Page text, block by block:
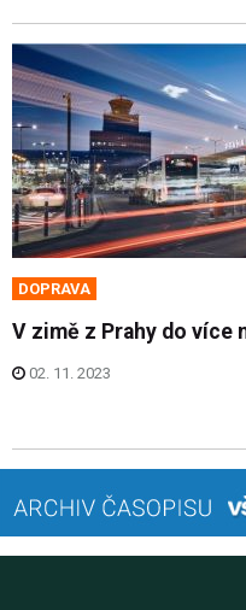
DOPRAVA
V zimě z Prahy do více
02. 11. 2023